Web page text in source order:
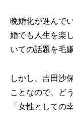
晩婚化が進んで
婚でも人生を楽
いての話題を毛
しかし、吉田沙
ことなので、ど
「女性としての